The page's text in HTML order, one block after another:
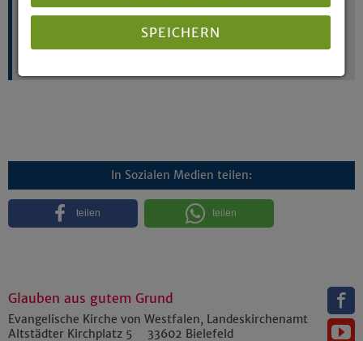
Juristisches Dezernat Recht und Organisation
In Sozialen Medien teilen:
teilen teilen
Glauben aus gutem Grund
Evangelische Kirche von Westfalen, Landeskirchenamt
Altstädter Kirchplatz 5
33602 Bielefeld
SPEICHERN